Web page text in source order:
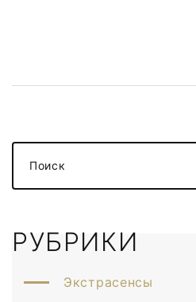
Поиск
РУБРИКИ
Экстрасенсы